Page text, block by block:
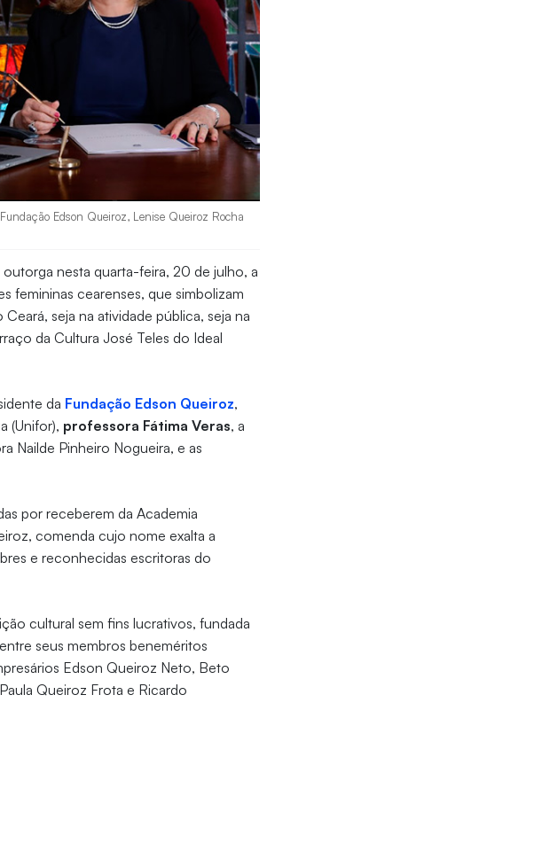
Edson Queiroz, Lenise Queiroz Rocha
outorga nesta quarta-feira, 20 de julho, a
femininas cearenses, que simbolizam
seja na atividade pública, seja na
da Cultura José Teles do Ideal
da Fundação Edson Queiroz,
(Unifor), professora Fátima Veras, a
Nailde Pinheiro Nogueira, e as
por receberem da Academia
comenda cujo nome exalta a
e reconhecidas escritoras do
cultural sem fins lucrativos, fundada
seus membros beneméritos
Edson Queiroz Neto, Beto
Queiroz Frota e Ricardo